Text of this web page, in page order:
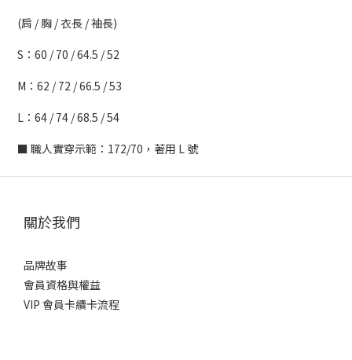
(肩 / 胸 / 衣長 / 袖長)
S：60 / 70 / 64.5 / 52
M：62 / 72 / 66.5 / 53
L：64 / 74 / 68.5 / 54
■ 職人實穿示範：172/70，著用 L 號
關於我們
品牌故事
會員資格與權益
VIP 會員卡續卡流程